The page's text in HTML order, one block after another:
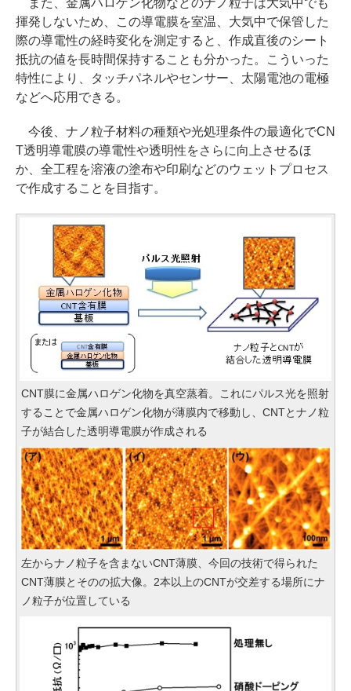
また、金属ハロゲン化物などのナノ粒子は大気中でも
揮発しないため、この導電膜を室温、大気中で保管した
際の導電性の経時変化を測定すると、作成直後のシート
抵抗の値を長時間保持することも分かった。こういった
特性により、タッチパネルやセンサー、太陽電池の電極
などへ応用できる。
今後、ナノ粒子材料の種類や光処理条件の最適化でCN
T透明導電膜の導電性や透明性をさらに向上させるほ
か、全工程を溶液の塗布や印刷などのウェットプロセス
で作成することを目指す。
CNT膜に金属ハロゲン化物を真空蒸着。これにパルス光を照射
することで金属ハロゲン化物が薄膜内で移動し、CNTとナノ粒
子が結合した透明導電膜が作成される
左からナノ粒子を含まないCNT薄膜、今回の技術で得られた
CNT薄膜とそのの拡大像。2本以上のCNTが交差する場所にナ
ノ粒子が位置している